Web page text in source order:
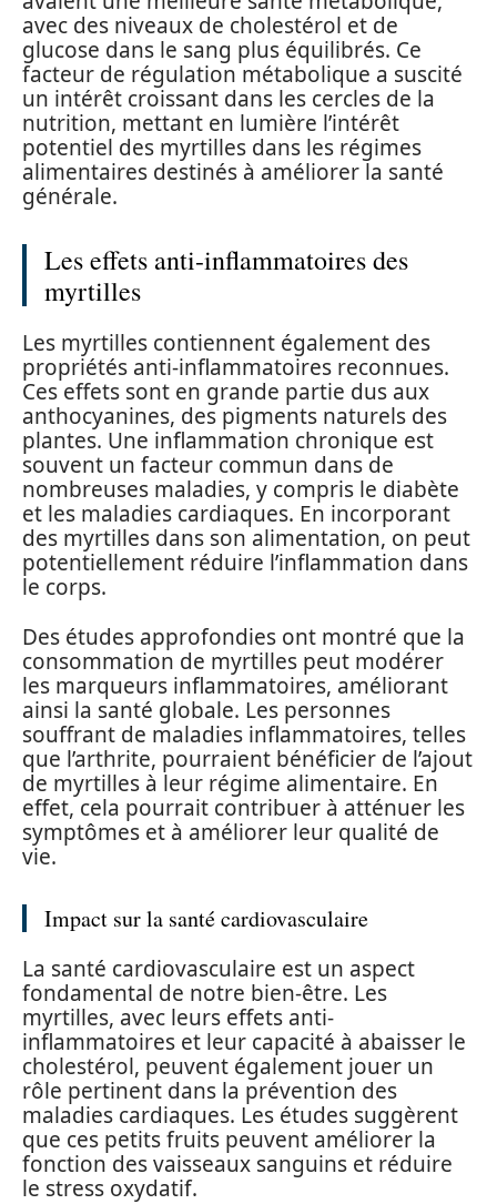
avec des niveaux de cholestérol et de
glucose dans le sang plus équilibrés. Ce
facteur de régulation métabolique a suscité
un intérêt croissant dans les cercles de la
nutrition, mettant en lumière l’intérêt
potentiel des myrtilles dans les régimes
alimentaires destinés à améliorer la santé
générale.
Les effets anti-inflammatoires des
myrtilles
Les myrtilles contiennent également des
propriétés anti-inflammatoires reconnues.
Ces effets sont en grande partie dus aux
anthocyanines, des pigments naturels des
plantes. Une inflammation chronique est
souvent un facteur commun dans de
nombreuses maladies, y compris le diabète
et les maladies cardiaques. En incorporant
des myrtilles dans son alimentation, on peut
potentiellement réduire l’inflammation dans
le corps.
Des études approfondies ont montré que la
consommation de myrtilles peut modérer
les marqueurs inflammatoires, améliorant
ainsi la santé globale. Les personnes
souffrant de maladies inflammatoires, telles
que l’arthrite, pourraient bénéficier de l’ajout
de myrtilles à leur régime alimentaire. En
effet, cela pourrait contribuer à atténuer les
symptômes et à améliorer leur qualité de
vie.
Impact sur la santé cardiovasculaire
La santé cardiovasculaire est un aspect
fondamental de notre bien-être. Les
myrtilles, avec leurs effets anti-
inflammatoires et leur capacité à abaisser le
cholestérol, peuvent également jouer un
rôle pertinent dans la prévention des
maladies cardiaques. Les études suggèrent
que ces petits fruits peuvent améliorer la
fonction des vaisseaux sanguins et réduire
le stress oxydatif.